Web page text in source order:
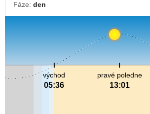
Fáze: den
pravé poledne
13:01
východ
05:36